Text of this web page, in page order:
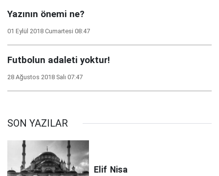
Yazının önemi ne?
01 Eylül 2018 Cumartesi 08:47
Futbolun adaleti yoktur!
28 Ağustos 2018 Salı 07:47
SON YAZILAR
Elif Nisa